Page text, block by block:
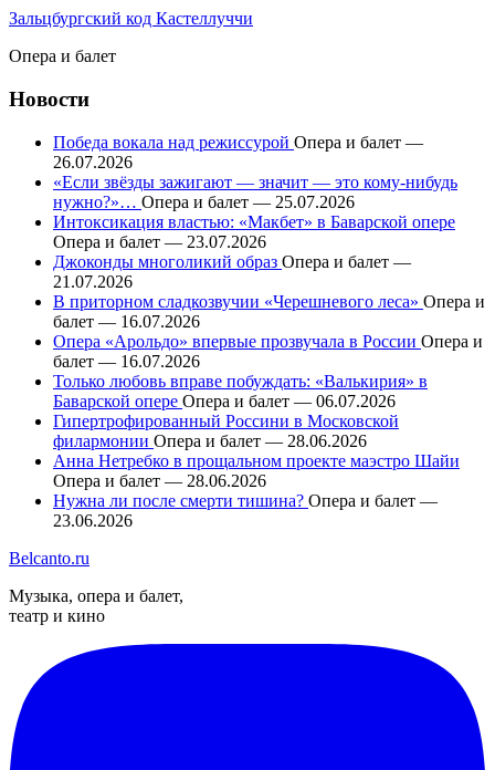
Зальцбургский код Кастеллуччи
Опера и балет
Новости
Победа вокала над режиссурой Опера и балет —
26.07.2026
«Если звёзды зажигают — значит — это кому-нибудь
нужно?»… Опера и балет — 25.07.2026
Интоксикация властью: «Макбет» в Баварской опере
Опера и балет — 23.07.2026
Джоконды многоликий образ Опера и балет —
21.07.2026
В приторном сладкозвучии «Черешневого леса» Опера и
балет — 16.07.2026
Опера «Арольдо» впервые прозвучала в России Опера и
балет — 16.07.2026
Только любовь вправе побуждать: «Валькирия» в
Баварской опере Опера и балет — 06.07.2026
Гипертрофированный Россини в Московской
филармонии Опера и балет — 28.06.2026
Анна Нетребко в прощальном проекте маэстро Шайи
Опера и балет — 28.06.2026
Нужна ли после смерти тишина? Опера и балет —
23.06.2026
Belcanto.ru
Музыка, опера и балет,
театр и кино